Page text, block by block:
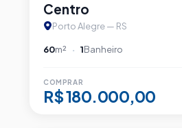
Centro
Porto Alegre — RS
60m² 1Banheiro
COMPRAR
R$ 180.000,00